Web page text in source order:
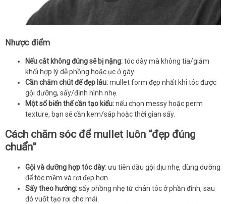
Nhược điểm
Nếu cắt không đúng sẽ bị nặng:tóc dày mà không tỉa/giảm
khối hợp lý dễ phồng hoặc ục ở gáy.
Cần chăm chút để đẹp lâu:mullet form đẹp nhất khi tóc được
gội dưỡng, sấy/định hình nhẹ.
Một số biến thể cần tạo kiểu:nếu chọn messy hoặc perm
texture, bạn sẽ cần kem/sáp hoặc thời gian sấy.
Cách chăm sóc để mullet luôn “đẹp đúng
chuẩn”
Gội và dưỡng hợp tóc dày: ưu tiên dầu gội dịu nhẹ, dùng dưỡng
để tóc mềm và rơi đẹp hơn.
Sấy theo hướng:sấy phồng nhẹ từ chân tóc ở phần đỉnh, sau
đó vuốt tạo rơi cho mái.